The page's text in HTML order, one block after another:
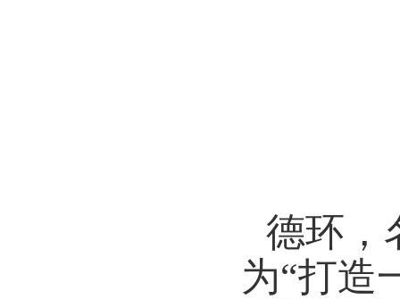
德环，
为“打造